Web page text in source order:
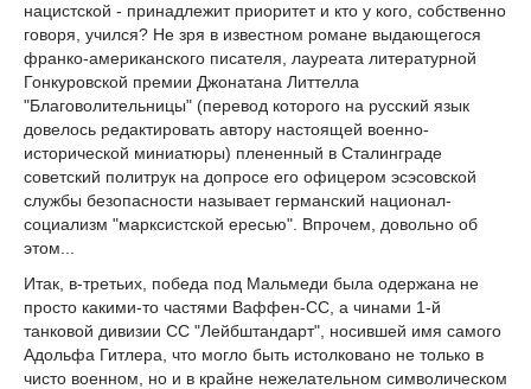
нацистской - принадлежит приоритет и кто у кого, собственно
говоря, учился? Не зря в известном романе выдающегося
франко-американского писателя, лауреата литературной
Гонкуровской премии Джонатана Литтелла
"Благоволительницы" (перевод которого на русский язык
довелось редактировать автору настоящей военно-
исторической миниатюры) плененный в Сталинграде
советский политрук на допросе его офицером эсэсовской
службы безопасности называет германский национал-
социализм "марксистской ересью". Впрочем, довольно об
этом...
Итак, в-третьих, победа под Мальмеди была одержана не
просто какими-то частями Ваффен-СС, а чинами 1-й
танковой дивизии СС "Лейбштандарт", носившей имя самого
Адольфа Гитлера, что могло быть истолковано не только в
чисто военном, но и в крайне нежелательном символическом